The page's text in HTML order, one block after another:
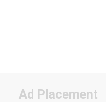
Ad Placement